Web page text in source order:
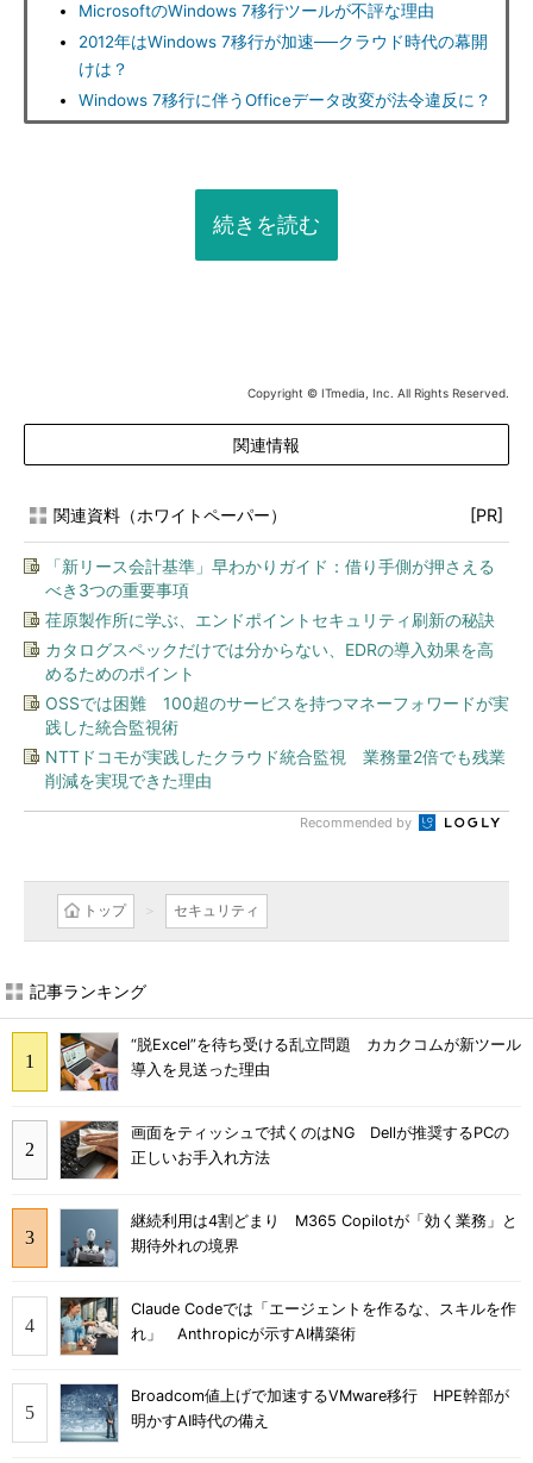
MicrosoftのWindows 7移行ツールが不評な理由
2012年はWindows 7移行が加速──クラウド時代の幕開
けは？
Windows 7移行に伴うOfficeデータ改変が法令違反に？
続きを読む
Copyright © ITmedia, Inc. All Rights Reserved.
関連情報
関連資料（ホワイトペーパー） [PR]
「新リース会計基準」早わかりガイド：借り手側が押さえる
べき3つの重要事項
荏原製作所に学ぶ、エンドポイントセキュリティ刷新の秘訣
カタログスペックだけでは分からない、EDRの導入効果を高
めるためのポイント
OSSでは困難 100超のサービスを持つマネーフォワードが実
践した統合監視術
NTTドコモが実践したクラウド統合監視 業務量2倍でも残業
削減を実現できた理由
Recommended by
トップ セキュリティ
記事ランキング
“脱Excel”を待ち受ける乱立問題 カカクコムが新ツール
導入を見送った理由
画面をティッシュで拭くのはNG Dellが推奨するPCの
正しいお手入れ方法
継続利用は4割どまり M365 Copilotが「効く業務」と
期待外れの境界
Claude Codeでは「エージェントを作るな、スキルを作
れ」 Anthropicが示すAI構築術
Broadcom値上げで加速するVMware移行 HPE幹部が
明かすAI時代の備え